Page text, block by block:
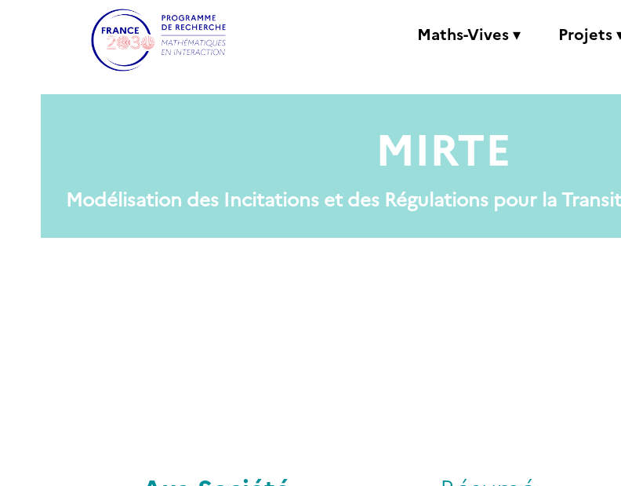
Maths-Vives ▾ Projets
MIRTE
Modélisation des Incitations et des Régulations pour la